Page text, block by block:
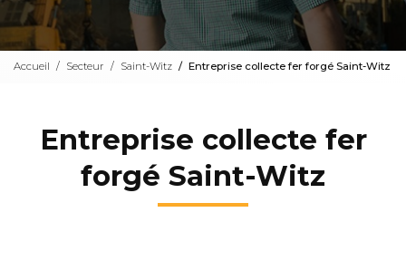
Accueil Secteur Saint-Witz Entreprise collecte fer forgé Saint-Witz
Entreprise collecte fer
forgé Saint-Witz